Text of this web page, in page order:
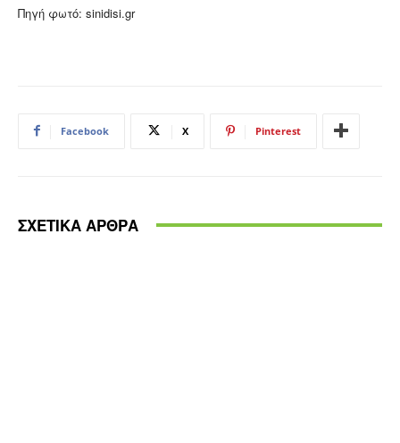
Πηγή φωτό: sinidisi.gr
Facebook X Pinterest
ΣΧΕΤΙΚΑ ΑΡΘΡΑ